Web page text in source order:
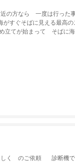
近の方なら 一度は行った
すぐそばに見える最高
め立てが始まって そばに
しく のご依頼 診断機で